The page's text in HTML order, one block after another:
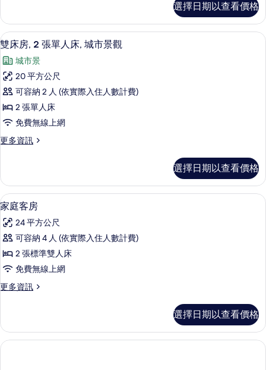
有
相
片
情
張
單
人
床,
非
吸
煙
房
的
相
片
雙
床
房,
張
單
人
床,
非
吸
煙
房
選擇日期以查看價格
顯
示
雙
床
房,
2
張
單
床,
城
市
景
觀
的
所
有
迷你吧、客房內保險箱、書桌、遮光
2
雙床房, 2 張單人床, 城市景觀
城市景
20 平方公尺
可容納 2 人 (依實際入住人數計費)
2 張單人床
免費無線上網
更多資訊
更
房,
張
單
人
床,
市
景
的
選擇日期以查看價格
顯
示
家
庭
客
的
有
相
家庭客房 | 迷你吧、客房內保險箱、
3
家庭客房
24 平方公尺
可容納 4 人 (依實際入住人數計費)
2 張標準雙人床
免費無線上網
更多資訊
更
客
房
的
選擇日期以查看價格